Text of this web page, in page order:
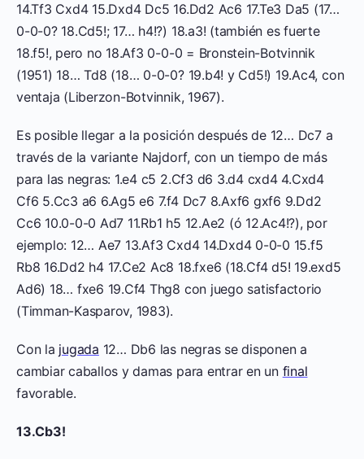
14.Tf3 Cxd4 15.Dxd4 Dc5 16.Dd2 Ac6 17.Te3 Da5 (17…
0-0-0? 18.Cd5!; 17… h4!?) 18.a3! (también es fuerte
18.f5!, pero no 18.Af3 0-0-0 = Bronstein-Botvinnik
(1951) 18… Td8 (18… 0-0-0? 19.b4! y Cd5!) 19.Ac4, con
ventaja (Liberzon-Botvinnik, 1967).
Es posible llegar a la posición después de 12… Dc7 a
través de la variante Najdorf, con un tiempo de más
para las negras: 1.e4 c5 2.Cf3 d6 3.d4 cxd4 4.Cxd4
Cf6 5.Cc3 a6 6.Ag5 e6 7.f4 Dc7 8.Axf6 gxf6 9.Dd2
Cc6 10.0-0-0 Ad7 11.Rb1 h5 12.Ae2 (ó 12.Ac4!?), por
ejemplo: 12… Ae7 13.Af3 Cxd4 14.Dxd4 0-0-0 15.f5
Rb8 16.Dd2 h4 17.Ce2 Ac8 18.fxe6 (18.Cf4 d5! 19.exd5
Ad6) 18… fxe6 19.Cf4 Thg8 con juego satisfactorio
(Timman-Kasparov, 1983).
Con la jugada 12… Db6 las negras se disponen a
cambiar caballos y damas para entrar en un final
favorable.
13.Cb3!